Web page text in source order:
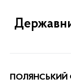
ПОЛЯНСЬКИЙ